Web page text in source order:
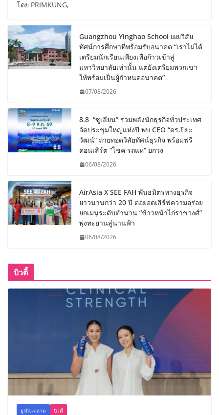
โดย PRIMKUNG,
Guangzhou Yinghao School เผยวิสัย
ทัศน์การศึกษาที่พร้อมรับอนาคต “เราไม่ได้
เตรียมนักเรียนเพียงเพื่อก้าวเข้าสู่
มหาวิทยาลัยเท่านั้น แต่ยังเตรียมพวกเขา
ให้พร้อมเป็นผู้กำหนดอนาคต”
07/08/2026
8.8 “ซูเลียน” รวมพลังนักธุรกิจทั่วประเทศ
จัดประชุมใหญ่แห่งปี พบ CEO “ดร.ปิยะ
วัฒน์” ถ่ายทอดวิสัยทัศน์ธุรกิจ พร้อมฟรี
คอนเสิร์ต “โชค รถแห่” ยกวง
06/08/2026
AirAsia X SEE FAH พันธมิตรทางธุรกิจ
ยาวนานกว่า 20 ปี ต่อยอดเสิร์ฟความอร่อย
ยกเมนูระดับตำนาน “ข้าวหน้าไก่ราชวงศ์”
พุ่งทะยานสู่น่านฟ้า
06/08/2026
บิวตี้
ธุรกิจ-ตลาด บิวตี้